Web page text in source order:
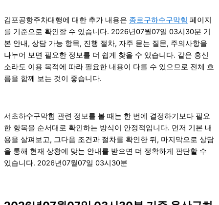
김포공항주차대행에 대한 추가 내용은 종로구하수구막힘 페이지
를 기준으로 확인할 수 있습니다. 2026년07월07일 03시30분 기
본 안내, 상담 가능 항목, 진행 절차, 자주 묻는 질문, 주의사항을
나누어 보면 필요한 정보를 더 쉽게 찾을 수 있습니다. 같은 흥신
소라도 이용 목적에 따라 필요한 내용이 다를 수 있으므로 전체 흐
름을 함께 보는 것이 좋습니다.
서초하수구막힘 관련 정보를 볼 때는 한 번에 결정하기보다 필요
한 항목을 순서대로 확인하는 방식이 안정적입니다. 먼저 기본 내
용을 살펴보고, 그다음 조건과 절차를 확인한 뒤, 마지막으로 상담
을 통해 현재 상황에 맞는 안내를 받으면 더 정확하게 판단할 수
있습니다. 2026년07월07일 03시30분